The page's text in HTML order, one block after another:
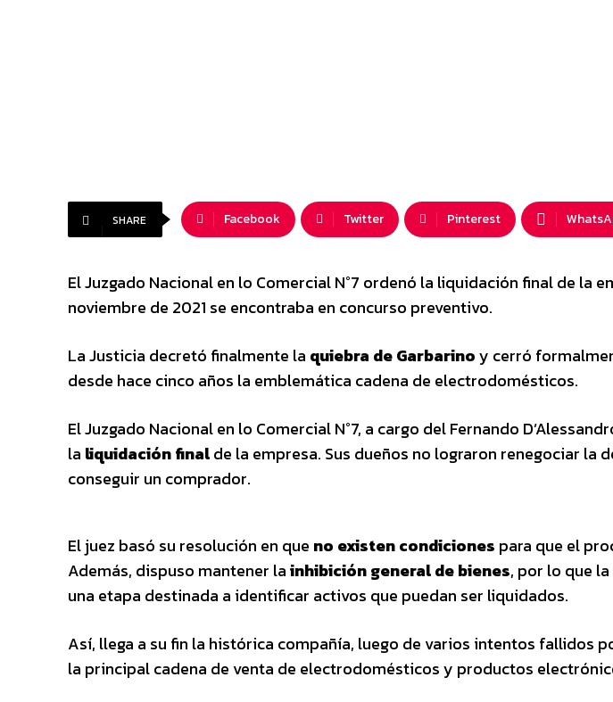
SHARE Facebook Twitter Pinterest
El Juzgado Nacional en lo Comercial N°7 ordenó la liquidación final de la
noviembre de 2021 se encontraba en concurso preventivo.
La Justicia decretó finalmente la quiebra de Garbarinoy cerró
desde hace cinco años la emblemática cadena de electrodomésticos.
El Juzgado Nacional en lo Comercial N°7, a cargo del Fernando
la liquidación finalde la empresa. Sus dueños no lograron renegociar la
conseguir un comprador.
El juez basó su resolución en que no existen condiciones para que el
Además, dispuso mantener lainhibición general de bienes, por lo que
una etapa destinada a identificar activos que puedan ser liquidados.
Así, llega a su fin la histórica compañía, luego de varios intentos fallidos
la principal cadena de venta de electrodomésticos y productos